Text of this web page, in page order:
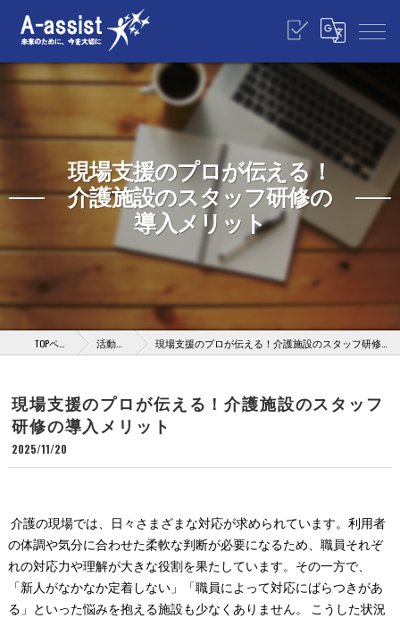
現場支援のプロが伝える！
介護施設のスタッフ研修の
導入メリット
TOPページ 活動報告 現場支援のプロが伝える！介護施設のスタッフ研修の導入メリット
現場支援のプロが伝える！介護施設のスタッフ
研修の導入メリット
2025/11/20
介護の現場では、日々さまざまな対応が求められています。利用者
の体調や気分に合わせた柔軟な判断が必要になるため、職員それぞ
れの対応力や理解が大きな役割を果たしています。その一方で、
「新人がなかなか定着しない」「職員によって対応にばらつきがあ
る」といった悩みを抱える施設も少なくありません。 こうした状況